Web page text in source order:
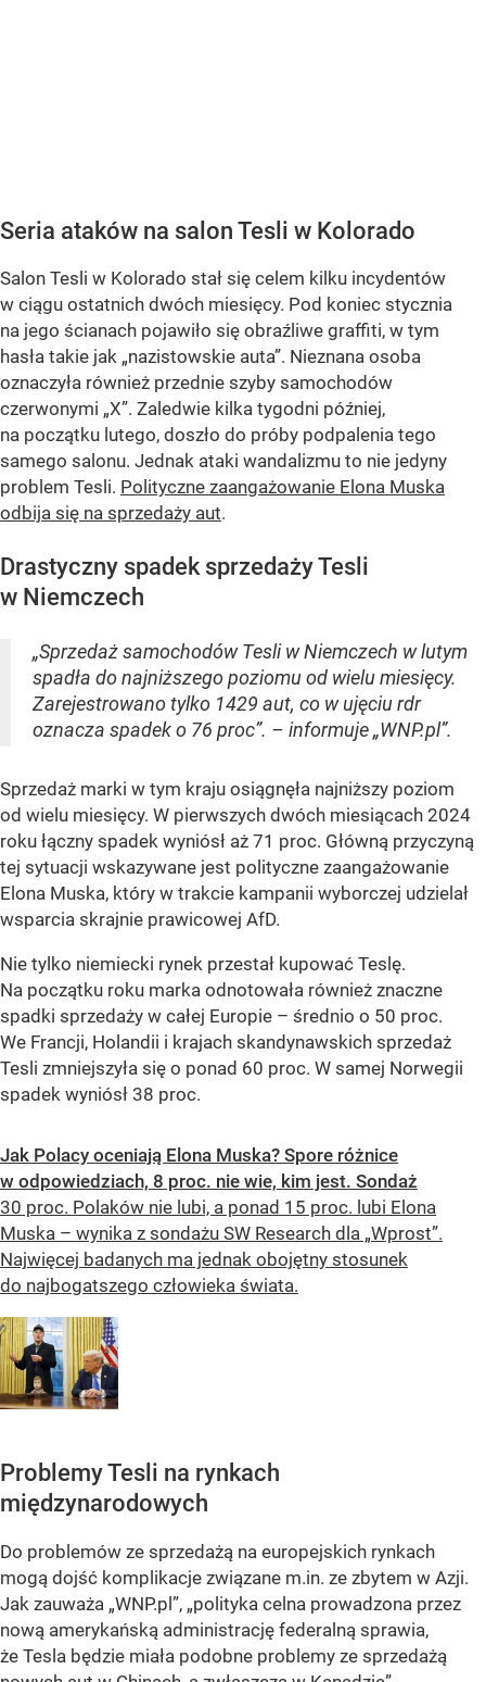
Seria ataków na salon Tesli w Kolorado
Salon Tesli w Kolorado stał się celem kilku incydentów
w ciągu ostatnich dwóch miesięcy. Pod koniec stycznia
na jego ścianach pojawiło się obraźliwe graffiti, w tym
hasła takie jak „nazistowskie auta”. Nieznana osoba
oznaczyła również przednie szyby samochodów
czerwonymi „X”. Zaledwie kilka tygodni później,
na początku lutego, doszło do próby podpalenia tego
samego salonu. Jednak ataki wandalizmu to nie jedyny
problem Tesli. Polityczne zaangażowanie Elona Muska
odbija się na sprzedaży aut.
Drastyczny spadek sprzedaży Tesli
w Niemczech
„Sprzedaż samochodów Tesli w Niemczech w lutym
spadła do najniższego poziomu od wielu miesięcy.
Zarejestrowano tylko 1429 aut, co w ujęciu rdr
oznacza spadek o 76 proc”. – informuje „WNP.pl”.
Sprzedaż marki w tym kraju osiągnęła najniższy poziom
od wielu miesięcy. W pierwszych dwóch miesiącach 2024
roku łączny spadek wyniósł aż 71 proc. Główną przyczyną
tej sytuacji wskazywane jest polityczne zaangażowanie
Elona Muska, który w trakcie kampanii wyborczej udzielał
wsparcia skrajnie prawicowej AfD.
Nie tylko niemiecki rynek przestał kupować Teslę.
Na początku roku marka odnotowała również znaczne
spadki sprzedaży w całej Europie – średnio o 50 proc.
We Francji, Holandii i krajach skandynawskich sprzedaż
Tesli zmniejszyła się o ponad 60 proc. W samej Norwegii
spadek wyniósł 38 proc.
Jak Polacy oceniają Elona Muska? Spore różnice
w odpowiedziach, 8 proc. nie wie, kim jest. Sondaż
30 proc. Polaków nie lubi, a ponad 15 proc. lubi Elona
Muska – wynika z sondażu SW Research dla „Wprost”.
Najwięcej badanych ma jednak obojętny stosunek
do najbogatszego człowieka świata.
Problemy Tesli na rynkach
międzynarodowych
Do problemów ze sprzedażą na europejskich rynkach
mogą dojść komplikacje związane m.in. ze zbytem w Azji.
Jak zauważa „WNP.pl”, „polityka celna prowadzona przez
nową amerykańską administrację federalną sprawia,
że Tesla będzie miała podobne problemy ze sprzedażą